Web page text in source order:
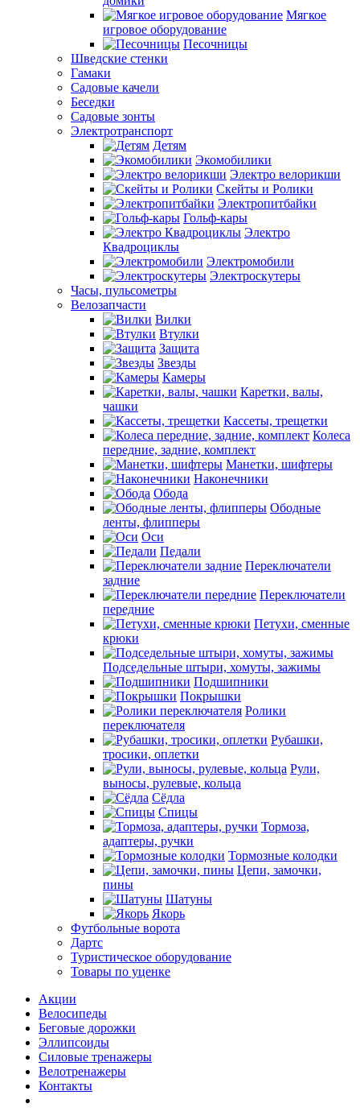
Мягкое
игровое оборудование
Песочницы
Шведские стенки
Гамаки
Садовые качели
Беседки
Садовые зонты
Электротранспорт
Детям
Экомобилики
Электро велорикши
Скейты и Ролики
Электропитбайки
Гольф-кары
Электро
Квадроциклы
Электромобили
Электроскутеры
Часы, пульсометры
Велозапчасти
Вилки
Втулки
Защита
Звезды
Камеры
Каретки, валы,
чашки
Кассеты, трещетки
Колеса
передние, задние, комплект
Манетки, шифтеры
Наконечники
Обода
Ободные
ленты, флипперы
Оси
Педали
Переключатели
задние
Переключатели
передние
Петухи, сменные
крюки
Подседельные штыри, хомуты, зажимы
Подшипники
Покрышки
Ролики
переключателя
Рубашки,
тросики, оплетки
Рули,
выносы, рулевые, кольца
Сёдла
Спицы
Тормоза,
адаптеры, ручки
Тормозные колодки
Цепи, замочки,
пины
Шатуны
Якорь
Футбольные ворота
Дартс
Туристическое оборудование
Товары по уценке
Акции
Велосипеды
Беговые дорожки
Эллипсоиды
Силовые тренажеры
Велотренажеры
Контакты